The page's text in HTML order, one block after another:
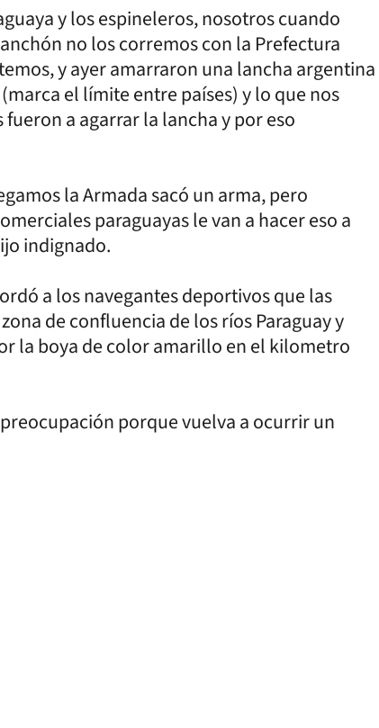
y los espineleros, nosotros cuando
no los corremos con la Prefectura
y ayer amarraron una lancha argentina
el límite entre países) y lo que nos
a agarrar la lancha y por eso
la Armada sacó un arma, pero
paraguayas le van a hacer eso a
indignado.
a los navegantes deportivos que las
de confluencia de los ríos Paraguay y
la boya de color amarillo en el kilometro
porque vuelva a ocurrir un